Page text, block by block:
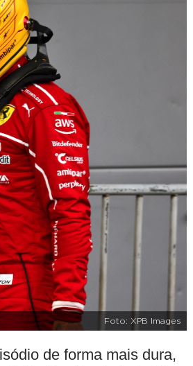
Foto: XPB Images
de forma mais dura,